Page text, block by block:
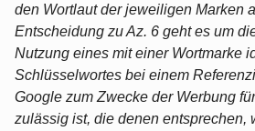
den Wortlaut der jeweiligen Marken
Entscheidung zu Az. 6 geht es um
Nutzung eines mit einer Wortmarke
Schlüsselwortes bei einem
Google zum Zwecke der Werbung
zulässig ist, die denen entsprechen,